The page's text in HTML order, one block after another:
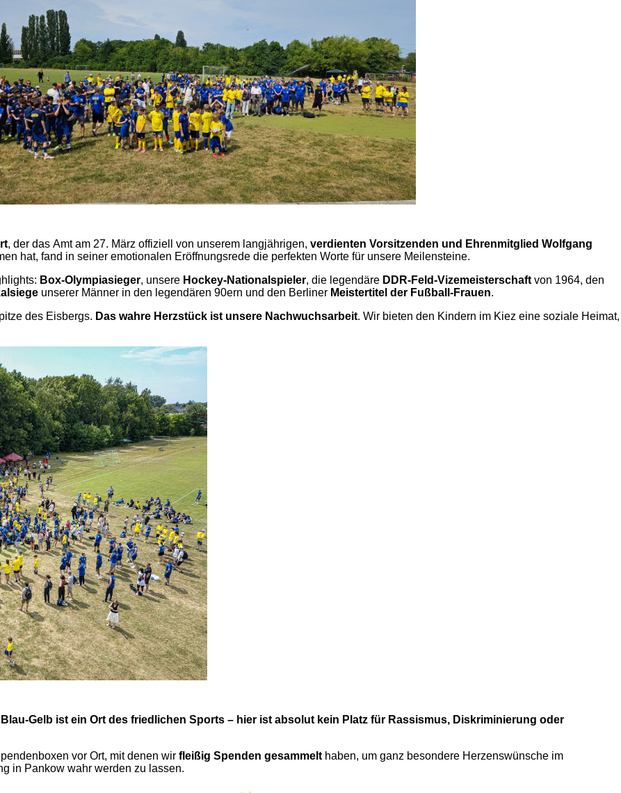
, der das Amt am 27. März offiziell von unserem langjährigen, verdienten Vorsitzenden und Ehrenmitglied Wolfgang
hat, fand in seiner emotionalen Eröffnungsrede die perfekten Worte für unsere Meilensteine.
Box-Olympiasieger, unsere Hockey-Nationalspieler, die legendäre DDR-Feld-Vizemeisterschaft von 1964, den
unserer Männer in den legendären 90ern und den Berliner Meistertitel der Fußball-Frauen.
des Eisbergs. Das wahre Herzstück ist unsere Nachwuchsarbeit. Wir bieten den Kindern im Kiez eine soziale Heimat,
Blau-Gelb ist ein Ort des friedlichen Sports – hier ist absolut kein Platz für Rassismus, Diskriminierung oder
vor Ort, mit denen wir fleißig Spenden gesammelt haben, um ganz besondere Herzenswünsche im
in Pankow wahr werden zu lassen.